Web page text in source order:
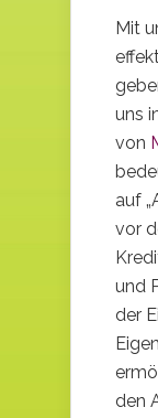
Mit
uns
von
auf
vor
und
der
den